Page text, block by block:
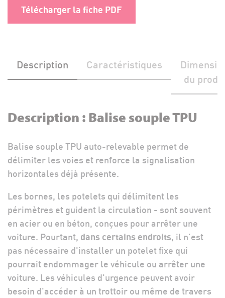
Télécharger la fiche PDF
Description Caractéristiques
du
Description : Balise souple TPU
Balise souple TPU auto-relevable permet de
délimiter les voies et renforce la signalisation
horizontales déjà présente.
Les bornes, les potelets qui délimitent les
périmètres et guident la circulation - sont souvent
en acier ou en béton, conçues pour arrêter une
voiture. Pourtant, dans certains endroits, il n'est
pas nécessaire d'installer un potelet fixe qui
pourrait endommager le véhicule ou arrêter une
voiture. Les véhicules d'urgence peuvent avoir
besoin d'accéder à un trottoir ou même de travers